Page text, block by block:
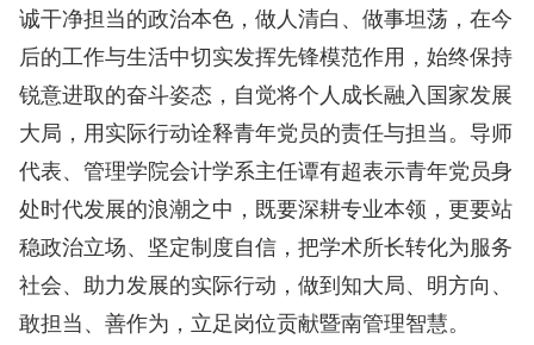
诚干净担当的政治本色，做人清白、做事坦荡，在今
后的工作与生活中切实发挥先锋模范作用，始终保持
锐意进取的奋斗姿态，自觉将个人成长融入国家发展
大局，用实际行动诠释青年党员的责任与担当。导师
代表、管理学院会计学系主任谭有超表示青年党员身
处时代发展的浪潮之中，既要深耕专业本领，更要站
稳政治立场、坚定制度自信，把学术所长转化为服务
社会、助力发展的实际行动，做到知大局、明方向、
敢担当、善作为，立足岗位贡献暨南管理智慧。